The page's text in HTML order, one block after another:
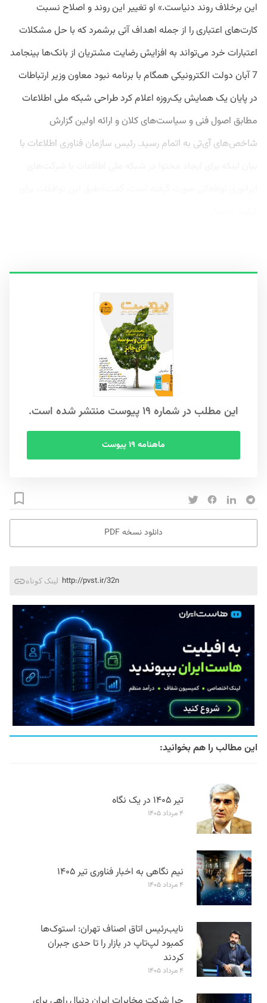
این برخلاف روند دنیاست.» او تغییر این روند و اصلاح نسبت
کارت‌های اعتباری را از جمله اهداف آتی برشمرد که با حل مشکلات
اعتبارات خرد می‌تواند به افزایش رضایت مشتریان از بانک‌ها بینجامد
7 آبان دولت ‌الکترونیکی همگام با برنامه نبود معاون وزیر ارتباطات
در پایان یک همایش یک‌روزه اعلام کرد طراحی شبکه ملی اطلاعات
مطابق اصول فنی و سیاست‌های کلان و ارائه اولین گزارش
شاخص‌های آی‌تی به اتمام رسید. رئیس سازمان فناوری اطلاعات با
این مطلب در شماره ۱۹ پیوست منتشر شده است.
ماهنامه ۱۹ پیوست
دانلود نسخه PDF
لینک کوتاه http://pvst.ir/32n
این مطالب را هم بخوانید:
تیر ۱۴۰۵ در یک نگاه
۴ مرداد ۱۴۰۵
نیم نگاهی به اخبار فناوری تیر ۱۴۰۵
۴ مرداد ۱۴۰۵
نایب‌رئیس اتاق اصناف تهران: استوک‌ها
کمبود لپ‌تاپ در بازار را تا حدی جبران
کردند
۴ مرداد ۱۴۰۵